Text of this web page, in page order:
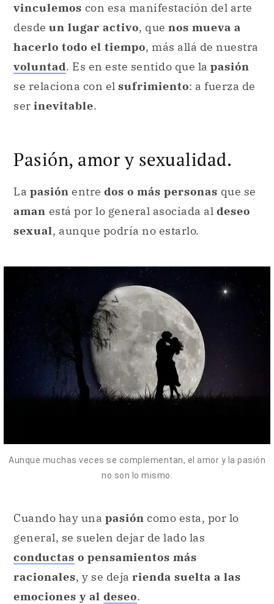
vinculemos con esa manifestación del arte
desde un lugar activo, que nos mueva a
hacerlo todo el tiempo, más allá de nuestra
voluntad. Es en este sentido que la pasión
se relaciona con el sufrimiento: a fuerza de
ser inevitable.
Pasión, amor y sexualidad.
La pasión entre dos o más personas que se
aman está por lo general asociada al deseo
sexual, aunque podría no estarlo.
Aunque muchas veces se complementan, el amor y la pasión
no son lo mismo.
Cuando hay una pasión como esta, por lo
general, se suelen dejar de lado las
conductas o pensamientos más
racionales, y se deja rienda suelta a las
emociones y al deseo.